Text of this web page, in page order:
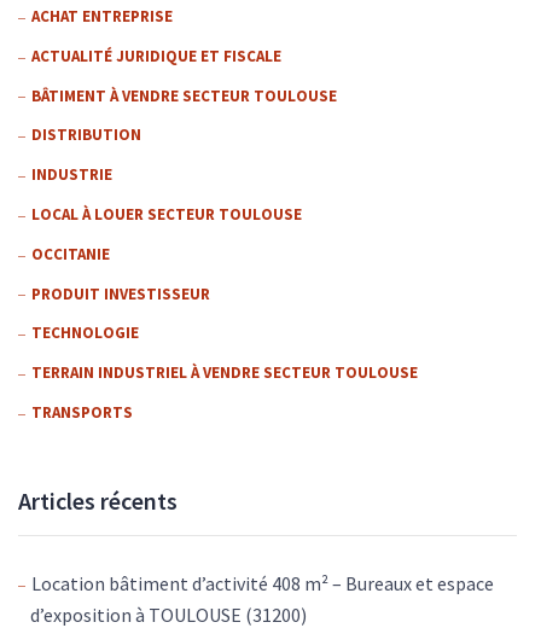
ACHAT ENTREPRISE
ACTUALITÉ JURIDIQUE ET FISCALE
BÂTIMENT À VENDRE SECTEUR TOULOUSE
DISTRIBUTION
INDUSTRIE
LOCAL À LOUER SECTEUR TOULOUSE
OCCITANIE
PRODUIT INVESTISSEUR
TECHNOLOGIE
TERRAIN INDUSTRIEL À VENDRE SECTEUR TOULOUSE
TRANSPORTS
Articles récents
Location bâtiment d’activité 408 m² – Bureaux et espace
d’exposition à TOULOUSE (31200)